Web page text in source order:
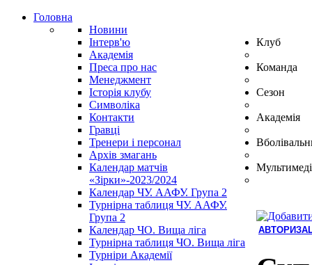
Головна
Новини
Інтерв'ю
Академія
Преса про нас
Клуб
Менеджмент
Історія клубу
Символіка
Контакти
Команда
Гравці
Тренери і персонал
Архів змагань
Сезон
Календар матчів
«Зірки»-2023/2024
Календар ЧУ. ААФУ. Група 2
Турнірна таблиця ЧУ. ААФУ.
Група 2
Календар ЧО. Вища ліга
Турнірна таблиця ЧО. Вища ліга
Академія
Турніри Академії